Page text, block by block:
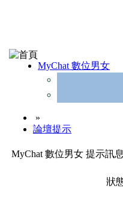
MyChat 數位男女
»
論壇提示
MyChat 數位男女 提示訊息
狀